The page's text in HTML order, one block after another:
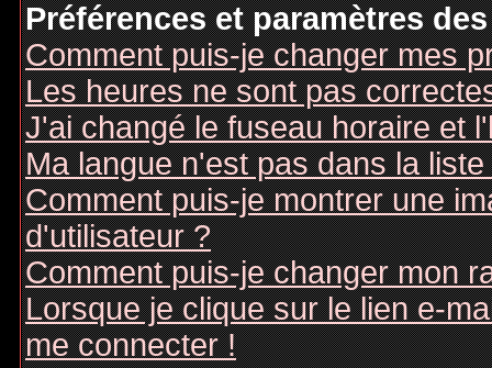
Préférences et paramètres
Comment puis-je changer mes
Les heures ne sont pas
J'ai changé le fuseau horaire et
Ma langue n'est pas dans la liste
Comment puis-je montrer une
d'utilisateur ?
Comment puis-je changer mon
Lorsque je clique sur le lien e-
me connecter !